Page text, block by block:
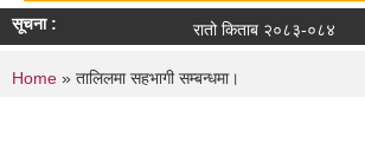
सूचना :
रातो किताब २०८३-०८४
You are here
Home » तालिलमा सहभागी सम्बन्धमा।